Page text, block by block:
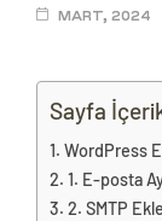
MART, 2024
Sayfa
WordPress
1. E-posta
2. SMTP